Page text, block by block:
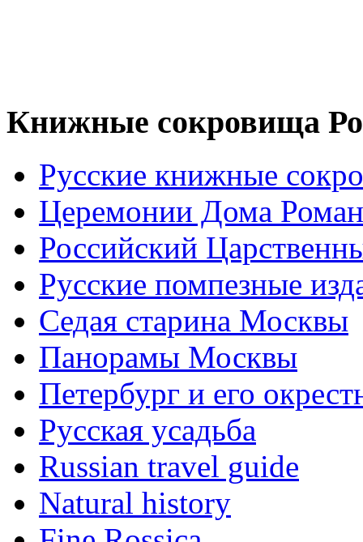
Книжные сокровища
Русские книжные
Церемонии Дома
Российский
Русские помпезные
Седая старина Москвы
Панорамы Москвы
Петербург и его
Русская усадьба
Russian travel guide
Natural history